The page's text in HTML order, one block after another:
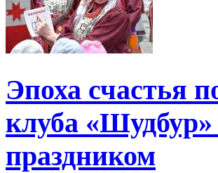
Эпоха счастья
клуба
праздником